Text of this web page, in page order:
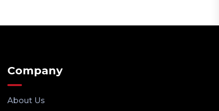
Company
About Us